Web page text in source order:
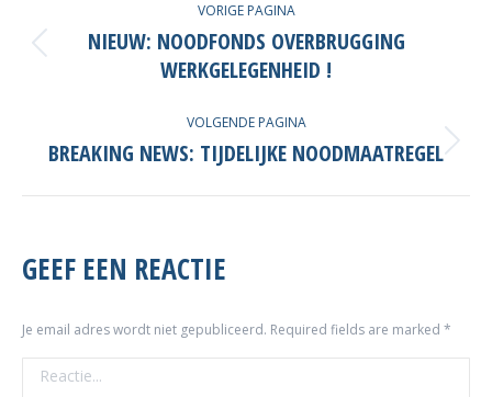
NAVIGATION
VORIGE PAGINA
Vorige
post
NIEUW: NOODFONDS OVERBRUGGING
WERKGELEGENHEID !
VOLGENDE PAGINA
Volgende
BREAKING NEWS: TIJDELIJKE NOODMAATREGEL
GEEF EEN REACTIE
Je email adres wordt niet gepubliceerd. Required fields are marked *
Reactie...